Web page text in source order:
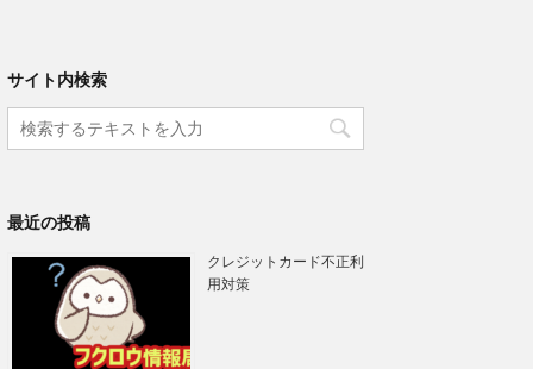
サイト内検索
最近の投稿
クレジットカード不正利
用対策